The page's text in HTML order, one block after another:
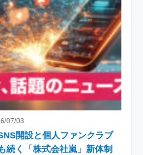
07/03
開設と個人ファンクラブ
く「株式会社嵐」新体制